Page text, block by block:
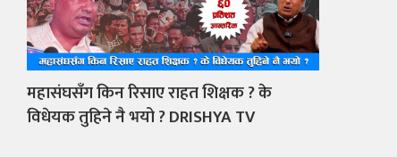
महासंघसँग किन रिसाए राहत शिक्षक ? के
विधेयक तुहिने नै भयो ? DRISHYA TV